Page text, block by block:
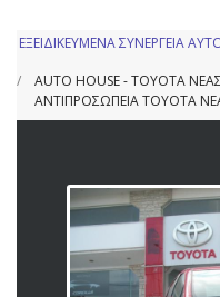
ΕΞΕΙΔΙΚΕΥΜΕΝΑ ΣΥΝΕΡΓΕΙΑ
AUTO HOUSE - TOYOTA
ΑΝΤΙΠΡΟΣΩΠΕΙΑ TOYOTA